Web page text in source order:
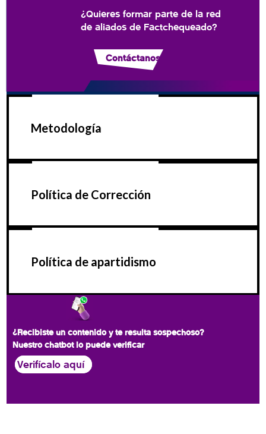
¿Quieres formar parte de la red
de aliados de Factchequeado?
Contáctanos
Metodología
Política de Corrección
Política de apartidismo
¿Recibiste un contenido y te resulta sospechoso?
Nuestro chatbot lo puede verificar
Verifícalo aquí